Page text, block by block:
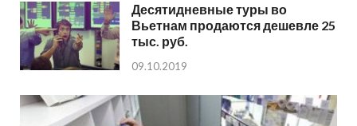
Десятидневные туры во
Вьетнам продаются дешевле 25
тыс. руб.
09.10.2019